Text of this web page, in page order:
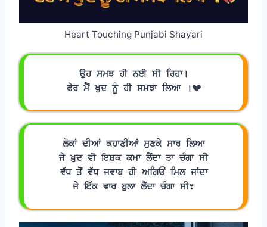
Heart Touching Punjabi Shayari
ਉਹ ਸਮਝ ਹੀ ਨਈ ਸੀ ਰਿਹਾ।
ਫੇਰ ਮੈਂ ਖੁਦ ਨੂੰ ਹੀ ਸਮਝਾ ਲਿਆ ।💔
ਲੋਕਾਂ ਦੀਆਂ ਕਹਾਣੀਆਂ ਸੁਣਕੇ ਸਾਰ ਲਿਆ
ਜੇ ਖ਼ੁਦ ਵੀ ਇਸ਼ਕ ਕਮਾ ਲੈਂਦਾ ਤਾ ਚੰਗਾ ਸੀ
ਵੱਧ ਤੋਂ ਵੱਧ ਜਵਾਬ ਹੀ ਅਗਿਓਂ ਮਿਲ ਜਾਂਦਾ
ਜੇ ਇੱਕ ਵਾਰ ਬੁਲਾ ਲੈਂਦਾ ਚੰਗਾ ਸੀ❣️